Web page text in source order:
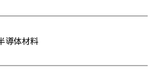
導体材料